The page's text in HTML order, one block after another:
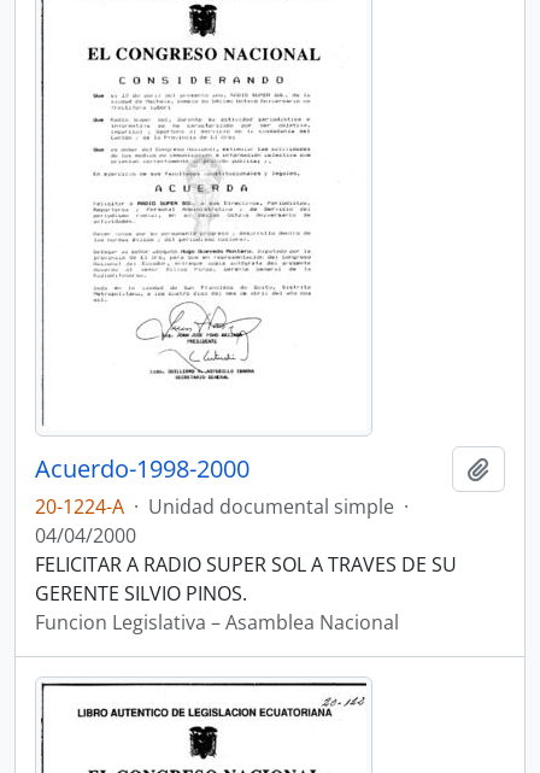
Acuerdo-1998-2000
20-1224-A · Unidad documental simple ·
04/04/2000
FELICITAR A RADIO SUPER SOL A TRAVES DE SU
GERENTE SILVIO PINOS.
Funcion Legislativa – Asamblea Nacional